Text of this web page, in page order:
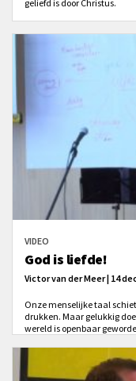
geliefd is door Christus.
VIDEO
God is liefde!
Victor van der Meer | 14
Onze menselijke taal
drukken. Maar gelukkig
wereld is openbaar